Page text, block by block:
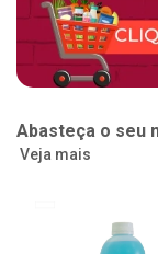
Abasteça o seu
Veja mais